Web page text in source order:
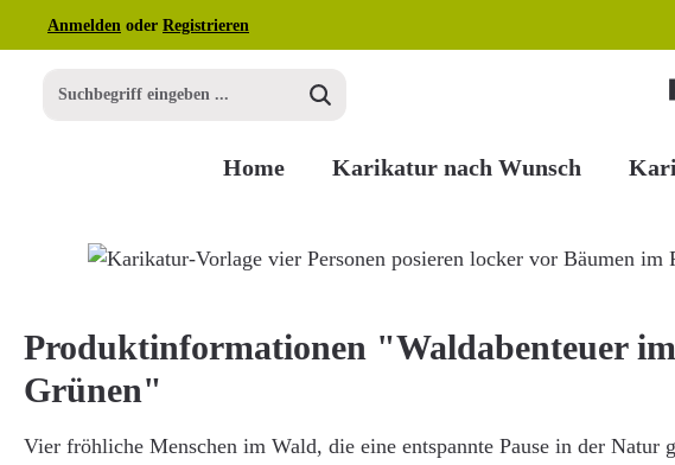
Hauptinhalt springen
Zur Suche springen
Zur Hauptnavigation springen
Anmelden oder Registrieren
Home Karikatur nach Wunsch
Bildergalerie überspringen
Produktinformationen "Waldabenteuer im
Grünen"
Vier fröhliche Menschen im Wald, die eine entspannte Pause in der Natur